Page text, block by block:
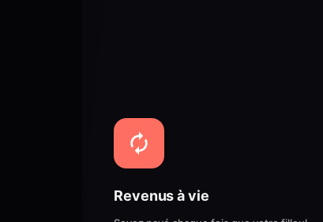
Revenus à vie